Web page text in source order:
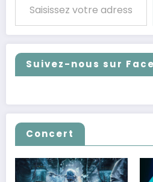
Suivez-nous sur
Concert